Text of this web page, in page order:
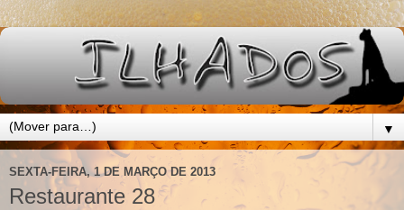
▼
SEXTA-FEIRA, 1 DE MARÇO DE 2013
Restaurante 28